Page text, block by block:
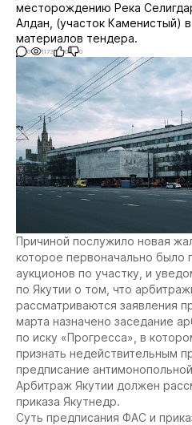
месторождению Река
Алдан, (участок Каменистый)
материалов тендера.
0 1173 0 0
Причиной послужило новая
которое первоначально было
аукционов по участку, и
по Якутии о том, что
рассматриваются заявления
марта назначено заседание
по иску «Прогресса», в
признать недействительным
предписание
Арбитраж Якутии должен
приказа Якутнедр.
Суть предписания ФАС и